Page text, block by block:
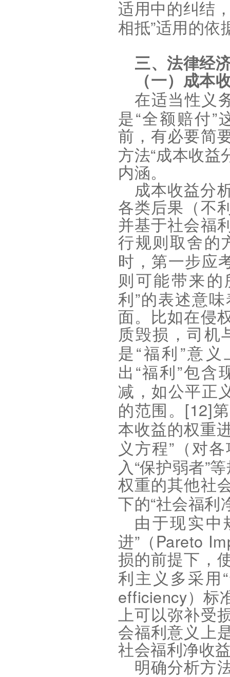
适用中的纠结
相抵”适用的依
三、法律经
（一）成本
在适当性义
是“全额赔付”
前，有必要简
方法“成本收益
内涵。
成本收益分
各类后果（不
并基于社会福
行规则取舍的
时，第一步应
则可能带来
利 ”的表述意
面。比如在侵
质毁损，司机
是 “福利 ”意义
出 “福利 ”包含
减，如公平正
的范围。 [12]
本收益的权重
义方程” （对
入 “保护弱者”
权重的其他社
下的“社会福利
由于现实中
进” （ Pareto
损的前提下，
利主义多采用 “
efficiency）标
上可以弥补受
会福利意义上
社会福利净收
明确分析方